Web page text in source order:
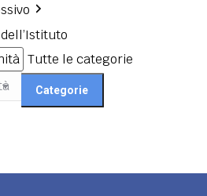
Tutte le categorie